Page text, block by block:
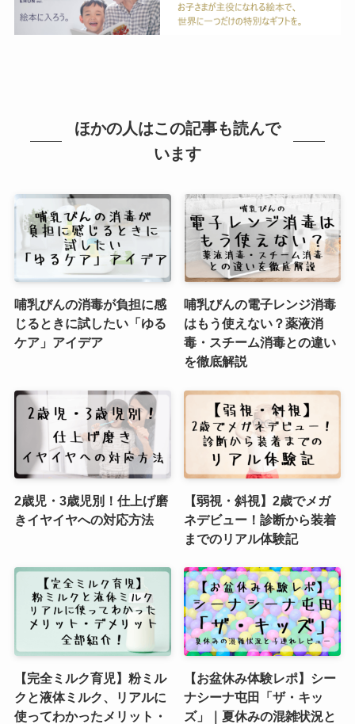
ほかの人はこの記事も読んで
います
哺乳びんの消毒が負担に感
じるときに試したい「ゆる
ケア」アイデア
哺乳びんの電子レンジ消毒
はもう使えない？薬液消
毒・スチーム消毒との違い
を徹底解説
2歳児・3歳児別！仕上げ磨
きイヤイヤへの対応方法
【弱視・斜視】2歳でメガ
ネデビュー！診断から装着
までのリアル体験記
【完全ミルク育児】粉ミル
クと液体ミルク、リアルに
使ってわかったメリット・
【お盆休み体験レポ】シー
ナシーナ屯田「ザ・キッ
ズ」｜夏休みの混雑状況と